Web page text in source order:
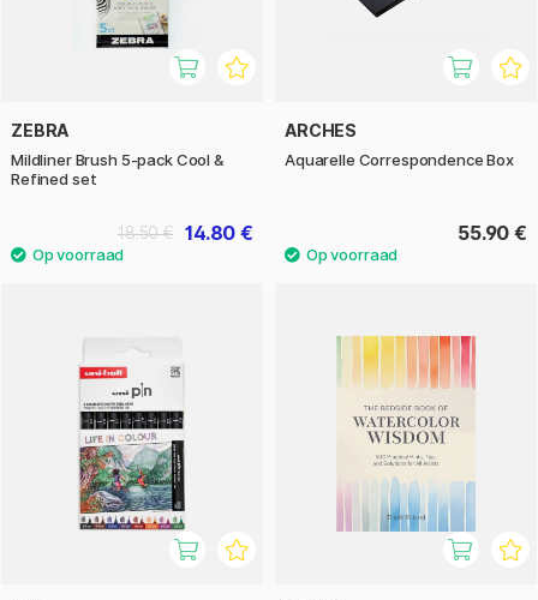
ZEBRA
Mildliner Brush 5-pack Cool &
Refined set
14.80 €
18.50 €
ARCHES
Aquarelle Correspondence Box
55.90 €